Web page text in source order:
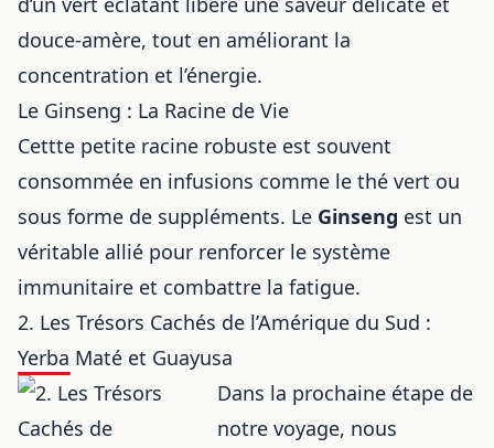
douce-amère, tout en améliorant la
concentration et l’énergie.
Le Ginseng : La Racine de Vie
Cettte petite racine robuste est souvent
consommée en infusions comme le thé vert ou
sous forme de suppléments. Le Ginseng est un
véritable allié pour renforcer le système
immunitaire et combattre la fatigue.
2. Les Trésors Cachés de l’Amérique du Sud :
Yerba Maté et Guayusa
Dans la prochaine étape de
notre voyage, nous